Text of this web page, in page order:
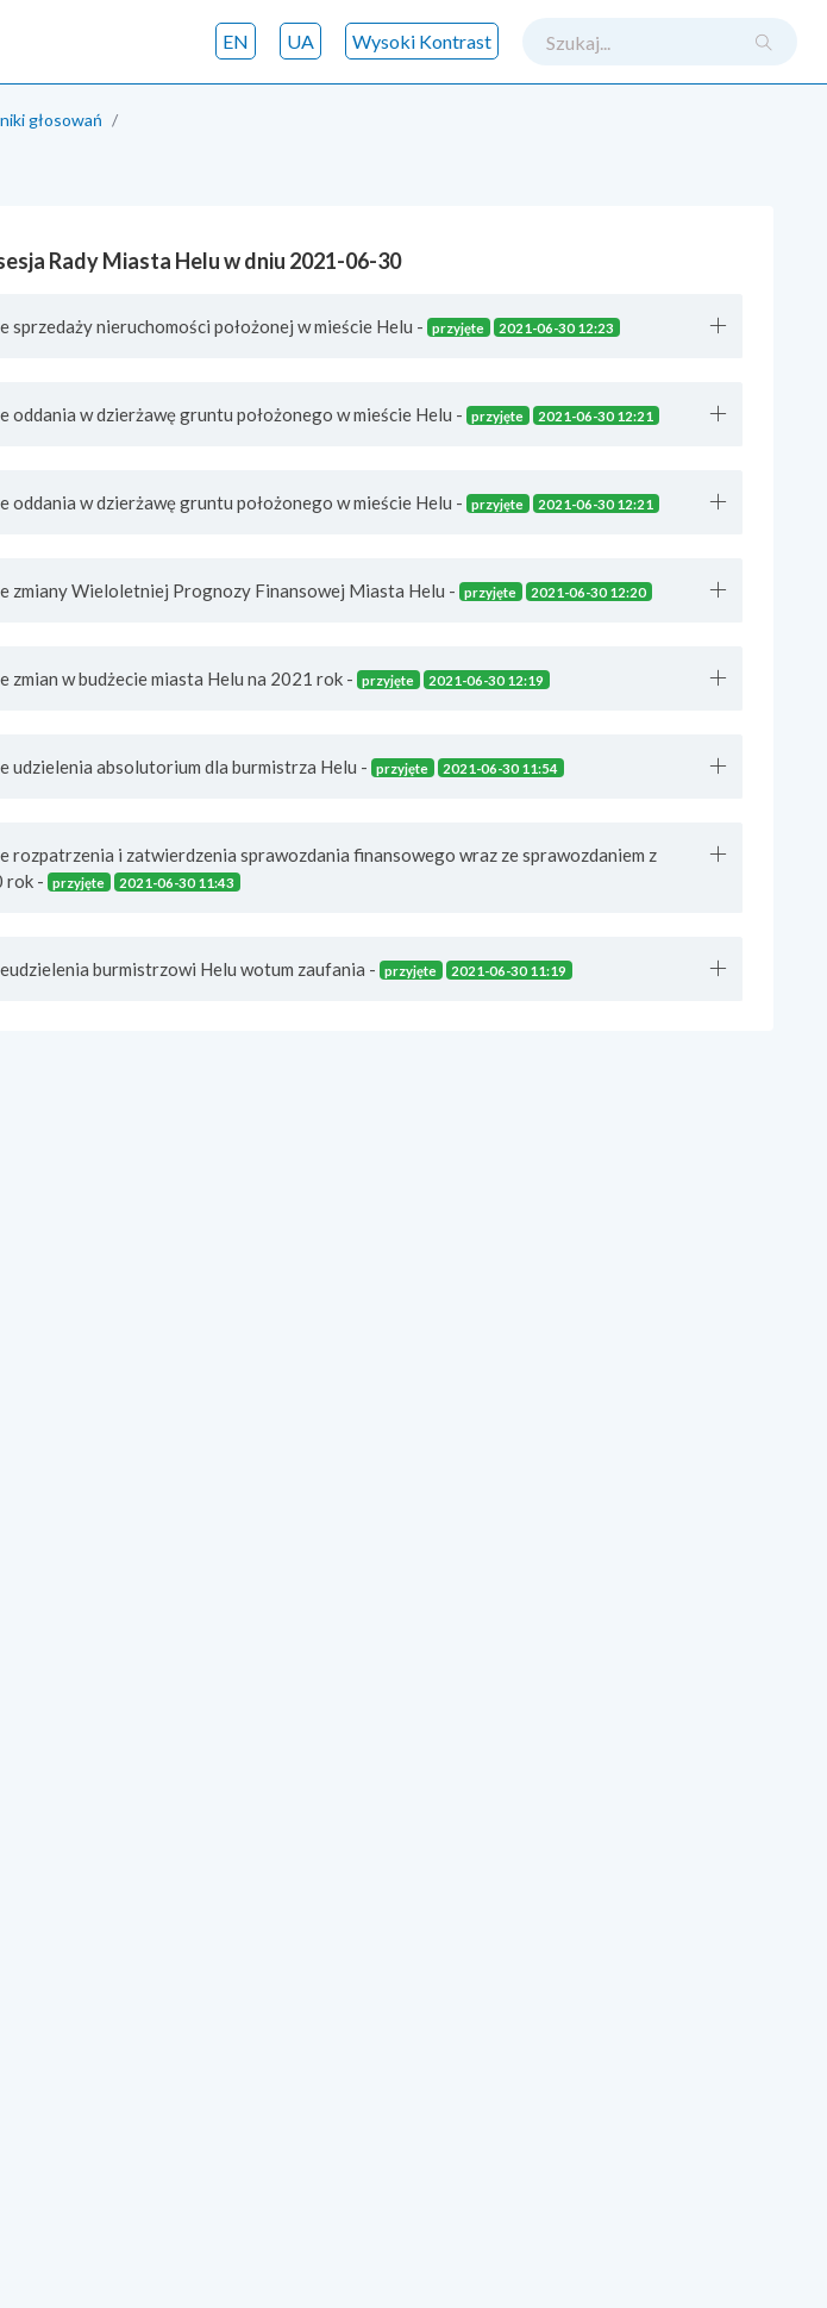
Wysoki Kontrast
UA
EN
głosowań
Rady Miasta Helu w dniu 2021-06-30
nieruchomości położonej w mieście Helu - przyjęte 2021-06-30 12:23
w dzierżawę gruntu położonego w mieście Helu - przyjęte 2021-06-30 12:21
w dzierżawę gruntu położonego w mieście Helu - przyjęte 2021-06-30 12:21
zmiany Wieloletniej Prognozy Finansowej Miasta Helu - przyjęte 2021-06-30 12:20
w budżecie miasta Helu na 2021 rok - przyjęte 2021-06-30 12:19
udzielenia absolutorium dla burmistrza Helu - przyjęte 2021-06-30 11:54
rozpatrzenia i zatwierdzenia sprawozdania finansowego wraz ze sprawozdaniem z
rok -
przyjęte 2021-06-30 11:43
burmistrzowi Helu wotum zaufania - przyjęte 2021-06-30 11:19